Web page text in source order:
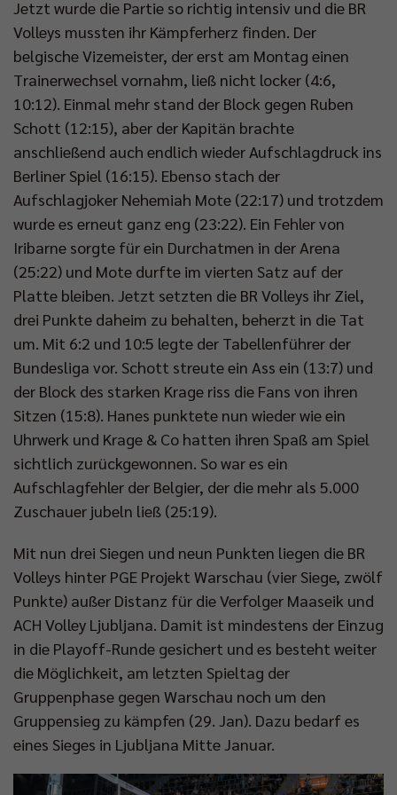
Jetzt wurde die Partie so richtig intensiv und die BR
Volleys mussten ihr Kämpferherz finden. Der
belgische Vizemeister, der erst am Montag einen
Trainerwechsel vornahm, ließ nicht locker (4:6,
10:12). Einmal mehr stand der Block gegen Ruben
Schott (12:15), aber der Kapitän brachte
anschließend auch endlich wieder Aufschlagdruck ins
Berliner Spiel (16:15). Ebenso stach der
Aufschlagjoker Nehemiah Mote (22:17) und trotzdem
wurde es erneut ganz eng (23:22). Ein Fehler von
Iribarne sorgte für ein Durchatmen in der Arena
(25:22) und Mote durfte im vierten Satz auf der
Platte bleiben. Jetzt setzten die BR Volleys ihr Ziel,
drei Punkte daheim zu behalten, beherzt in die Tat
um. Mit 6:2 und 10:5 legte der Tabellenführer der
Bundesliga vor. Schott streute ein Ass ein (13:7) und
der Block des starken Krage riss die Fans von ihren
Sitzen (15:8). Hanes punktete nun wieder wie ein
Uhrwerk und Krage & Co hatten ihren Spaß am Spiel
sichtlich zurückgewonnen. So war es ein
Aufschlagfehler der Belgier, der die mehr als 5.000
Zuschauer jubeln ließ (25:19).
Mit nun drei Siegen und neun Punkten liegen die BR
Volleys hinter PGE Projekt Warschau (vier Siege, zwölf
Punkte) außer Distanz für die Verfolger Maaseik und
ACH Volley Ljubljana. Damit ist mindestens der Einzug
in die Playoff-Runde gesichert und es besteht weiter
die Möglichkeit, am letzten Spieltag der
Gruppenphase gegen Warschau noch um den
Gruppensieg zu kämpfen (29. Jan). Dazu bedarf es
eines Sieges in Ljubljana Mitte Januar.